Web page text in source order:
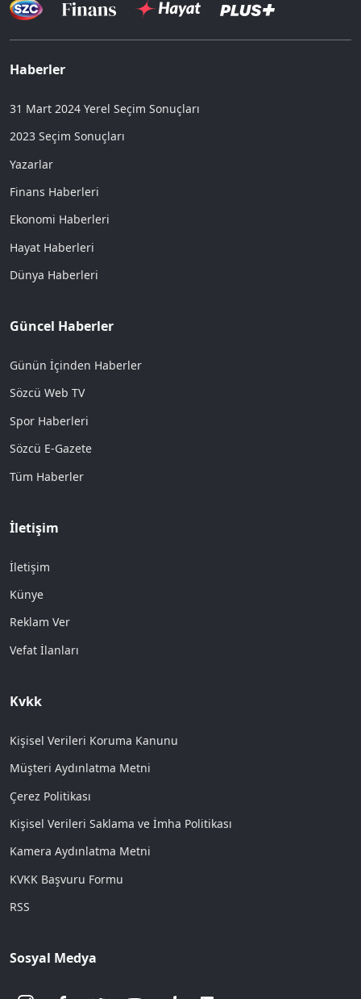
Haberler
31 Mart 2024 Yerel Seçim Sonuçları
2023 Seçim Sonuçları
Yazarlar
Finans Haberleri
Ekonomi Haberleri
Hayat Haberleri
Dünya Haberleri
Güncel Haberler
Günün İçinden Haberler
Sözcü Web TV
Spor Haberleri
Sözcü E-Gazete
Tüm Haberler
İletişim
İletişim
Künye
Reklam Ver
Vefat İlanları
Kvkk
Kişisel Verileri Koruma Kanunu
Müşteri Aydınlatma Metni
Çerez Politikası
Kişisel Verileri Saklama ve İmha Politikası
Kamera Aydınlatma Metni
KVKK Başvuru Formu
RSS
Sosyal Medya